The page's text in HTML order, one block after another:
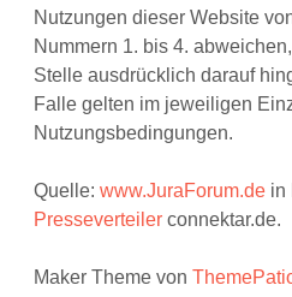
Nutzungen dieser Website
Nummern 1. bis 4.
Stelle ausdrücklich darauf
Falle gelten im jeweiligen
Nutzungsbedingungen.
Quelle:www.JuraForum.de in
Presseverteiler connektar.de.
Maker Theme von